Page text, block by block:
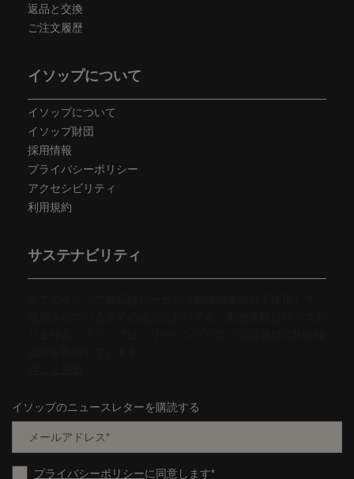
返品と交換
ご注文履歴
イソップについて
イソップについて
イソップ財団
採用情報
プライバシーポリシー
アクセシビリティ
利用規約
サステナビリティ
イソップのニュースレターを購読する
メールアドレス*
プライバシーポリシーに同意します*